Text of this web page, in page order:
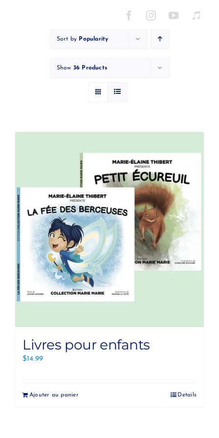
Sort by Popularity
Show 36 Products
Livres pour enfants
$14.99
Ajouter au panier Details